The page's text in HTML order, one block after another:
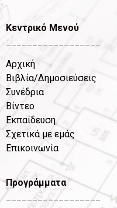
Κεντρικό Μενού
Αρχική
Βιβλία/Δημοσιεύσεις
Συνέδρια
Βίντεο
Εκπαίδευση
Σχετικά με εμάς
Επικοινωνία
Προγράμματα
__________________